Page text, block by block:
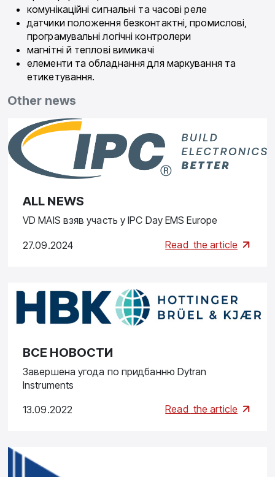
комунікаційні сигнальні та часові реле
датчики положення безконтактні, промислові,
програмувальні логічні контролери
магнітні й теплові вимикачі
елементи та обладнання для маркування та
етикетування.
Other news
ALL NEWS
VD MAIS взяв участь у IPC Day EMS Europe
27.09.2024 Read the article
ВСЕ НОВОСТИ
Завершена угода по придбанню Dytran
Instruments
13.09.2022 Read the article